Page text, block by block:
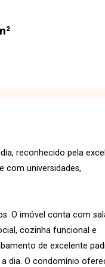
reconhecido pela
com universidades,
O imóvel conta com
cozinha funcional e
de excelente
dia. O condomínio